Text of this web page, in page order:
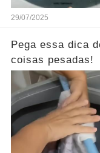
29/07/2025
Pega essa dica
coisas pesadas!